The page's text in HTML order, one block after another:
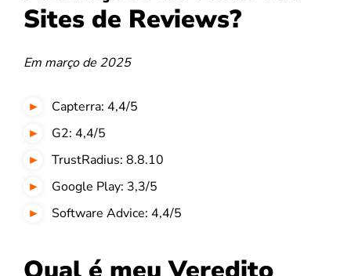
Sites de Reviews?
Em março de 2025
Capterra: 4,4/5
G2: 4,4/5
TrustRadius: 8.8.10
Google Play: 3,3/5
Software Advice: 4,4/5